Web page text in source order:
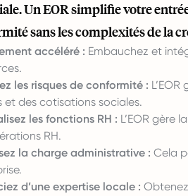
Un EOR simplifie votre
sans les complexités de la
accéléré : Embauchez et
les risques de conformité :
et des cotisations sociales.
les fonctions RH : L’EOR gère
RH.
la charge administrative : Cela
d’une expertise locale :